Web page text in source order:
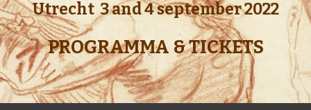
Utrecht 3 and 4 september 2022
PROGRAMMA & TICKETS